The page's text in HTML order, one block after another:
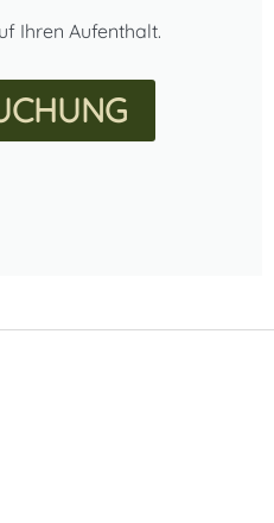
Ihren Aufenthalt.